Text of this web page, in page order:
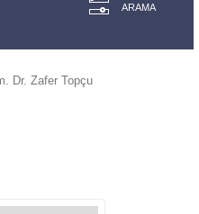
ARAMA
Dr. Zafer Topçu